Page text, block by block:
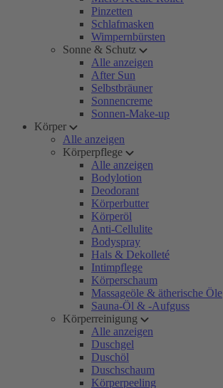
Pinzetten
Schlafmasken
Wimpernbürsten
Sonne & Schutz
Alle anzeigen
After Sun
Selbstbräuner
Sonnencreme
Sonnen-Make-up
Körper
Alle anzeigen
Körperpflege
Alle anzeigen
Bodylotion
Deodorant
Körperbutter
Körperöl
Anti-Cellulite
Bodyspray
Hals & Dekolleté
Intimpflege
Körperschaum
Massageöle & ätherische Öle
Sauna-Öl & -Aufguss
Körperreinigung
Alle anzeigen
Duschgel
Duschöl
Duschschaum
Körperpeeling